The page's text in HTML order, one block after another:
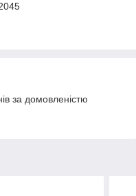
за домовленістю